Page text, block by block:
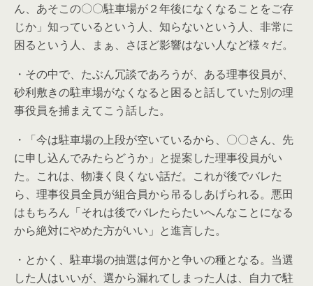
ん、あそこの〇〇駐車場が２年後になくなることをご存
じか」知っているという人、知らないという人、非常に
困るという人、まぁ、さほど影響はない人など様々だ。
・その中で、たぶん冗談であろうが、ある理事役員が、
砂利敷きの駐車場がなくなると困ると話していた別の理
事役員を捕まえてこう話した。
・「今は駐車場の上段が空いているから、〇〇さん、先
に申し込んでみたらどうか」と提案した理事役員がい
た。これは、物凄く良くない話だ。これが後でバレた
ら、理事役員全員が組合員から吊るしあげられる。悪田
はもちろん「それは後でバレたらたいへんなことになる
から絶対にやめた方がいい」と進言した。
・とかく、駐車場の抽選は何かと争いの種となる。当選
した人はいいが、選から漏れてしまった人は、自力で駐